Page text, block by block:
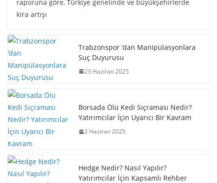
raporuna göre, Türkiye genelinde ve büyükşehirlerde
kira artışı
Trabzonspor ‘dan Manipülasyonlara
Suç Duyurusu
23 Haziran 2025
Borsada Ölü Kedi Sıçraması Nedir?
Yatırımcılar İçin Uyarıcı Bir Kavram
2 Haziran 2025
Hedge Nedir? Nasıl Yapılır?
Yatırımcılar İçin Kapsamlı Rehber